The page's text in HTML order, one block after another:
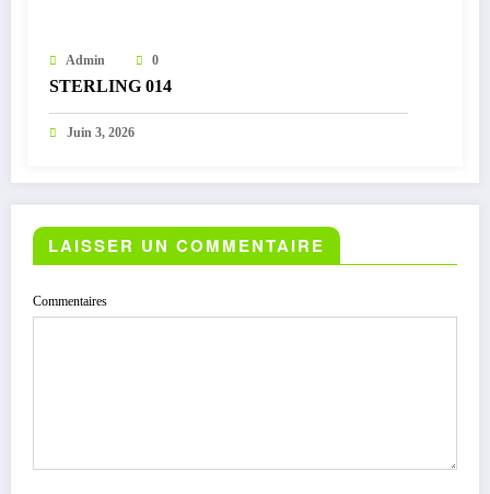
Admin 0
STERLING 014
Juin 3, 2026
LAISSER UN COMMENTAIRE
Commentaires